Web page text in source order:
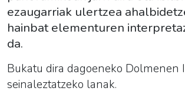
ezaugarriak ulertzea
hainbat elementuren
da.
Bukatu dira dagoeneko Dolmenen
seinaleztatzeko lanak.